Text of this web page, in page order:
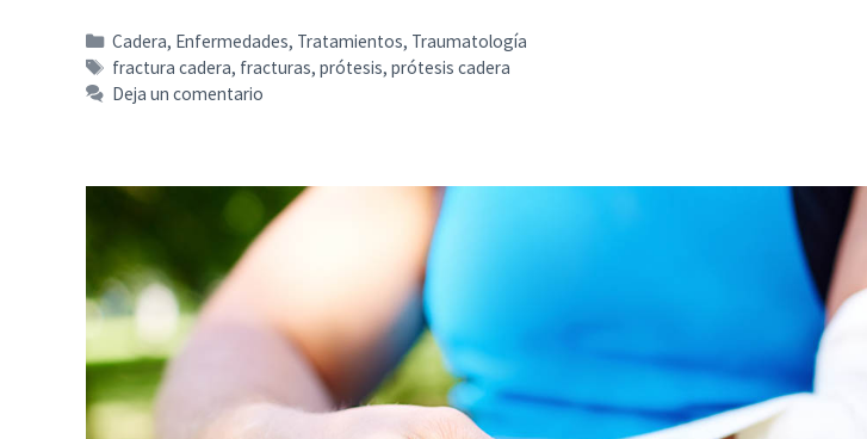
Categorías
Cadera, Enfermedades, Tratamientos, Traumatología
Etiquetas
fractura cadera, fracturas,prótesis,prótesis cadera
Deja un comentario